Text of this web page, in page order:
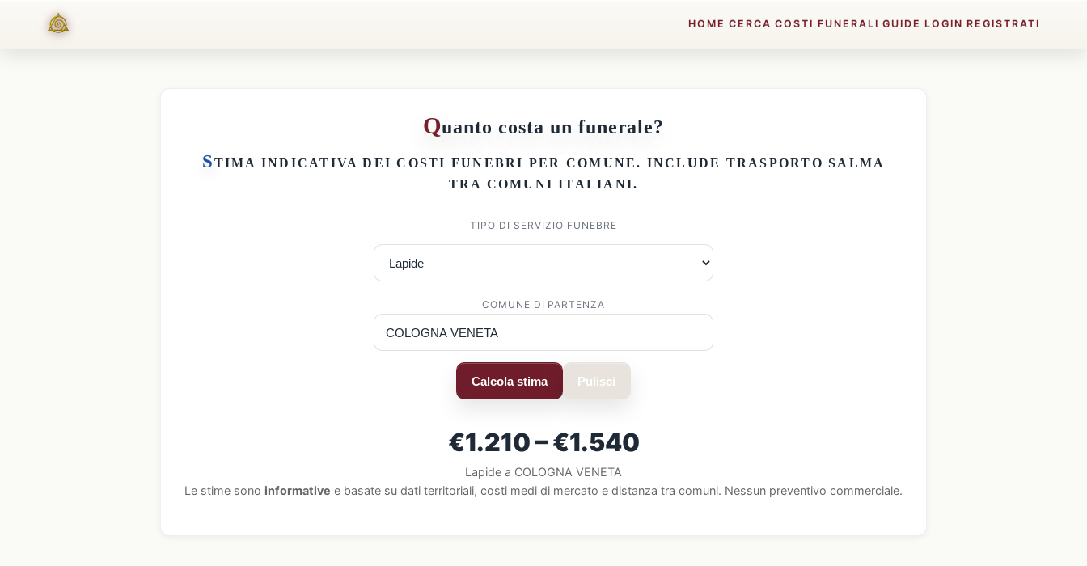
HOME CERCA COSTI FUNERALI GUIDE LOGIN REGISTRATI
Quanto costa un funerale?
STIMA INDICATIVA DEICOSTI FUNEBRI PER COMUNE. INCLUDE TRASPORTO SALMA
TRA COMUNI ITALIANI.
TIPO DI SERVIZIO FUNEBRE
COMUNE DI PARTENZA
Calcola stima Pulisci
€1.210 – €1.540
Lapide a COLOGNA VENETA
Le stime sono informative e basate su dati territoriali, costi medi di mercato e distanza tra comuni. Nessun preventivo commerciale.